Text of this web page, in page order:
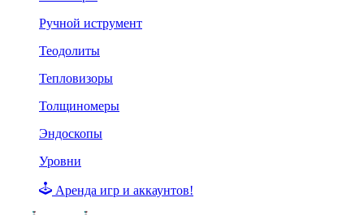
Ручной иструмент
Теодолиты
Тепловизоры
Толщиномеры
Эндоскопы
Уровни
Аренда игр и аккаунтов!